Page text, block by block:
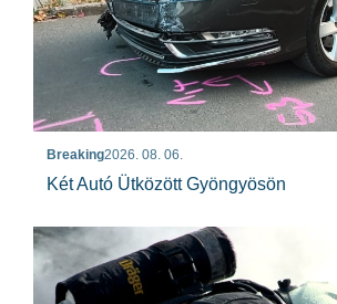
Breaking2026. 08. 06.
Két Autó Ütközött Gyöngyösön